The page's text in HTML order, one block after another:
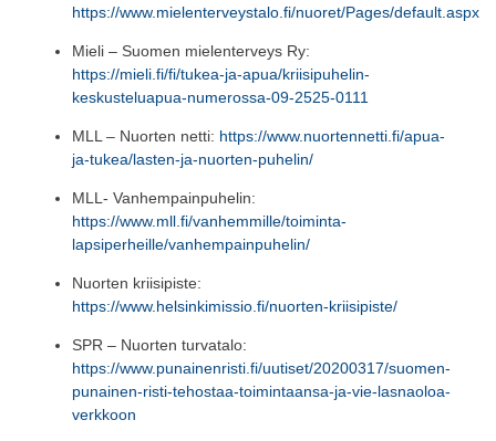
https://www.mielenterveystalo.fi/nuoret/Pages/default.aspx
Mieli – Suomen mielenterveys Ry:
https://mieli.fi/fi/tukea-ja-apua/kriisipuhelin-
keskusteluapua-numerossa-09-2525-0111
MLL – Nuorten netti: https://www.nuortennetti.fi/apua-
ja-tukea/lasten-ja-nuorten-puhelin/
MLL- Vanhempainpuhelin:
https://www.mll.fi/vanhemmille/toiminta-
lapsiperheille/vanhempainpuhelin/
Nuorten kriisipiste:
https://www.helsinkimissio.fi/nuorten-kriisipiste/
SPR – Nuorten turvatalo:
https://www.punainenristi.fi/uutiset/20200317/suomen-
punainen-risti-tehostaa-toimintaansa-ja-vie-lasnaoloa-
verkkoon